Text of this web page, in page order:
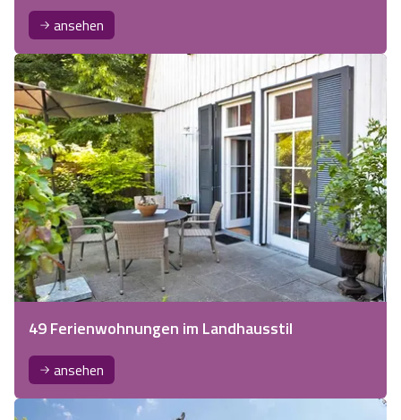
ansehen
49 Ferienwohnungen im Landhausstil
ansehen